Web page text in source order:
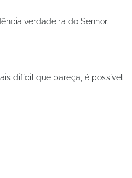
verdadeira do Senhor.
difícil que pareça, é possível